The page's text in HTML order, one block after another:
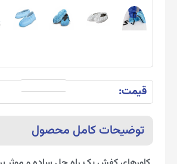
قیمت:
توضیحات کامل محصول